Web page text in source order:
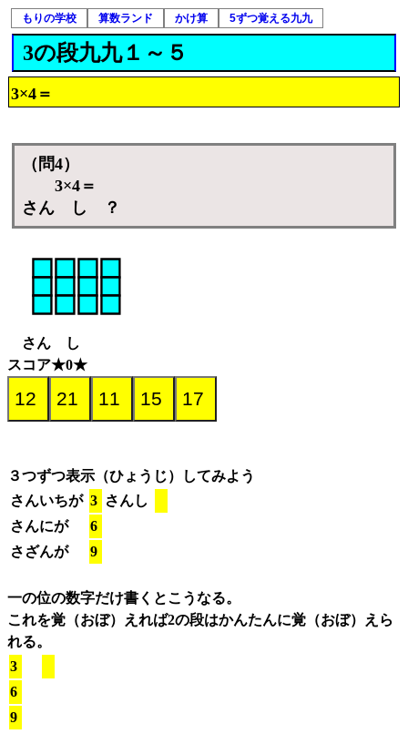
もりの学校 算数ランド かけ算 5ずつ覚える九九
3の段九九１～５
3×4＝
（問4）
3×4＝
さん し ？
さん し
スコア★0★
３つずつ表示（ひょうじ）してみよう
さんいちが 3 さんし
さんにが
6
さざんが
9
一の位の数字だけ書くとこうなる。
これを覚（おぼ）えれば2の段はかんたんに覚（おぼ）えら
れる。
3
6
9